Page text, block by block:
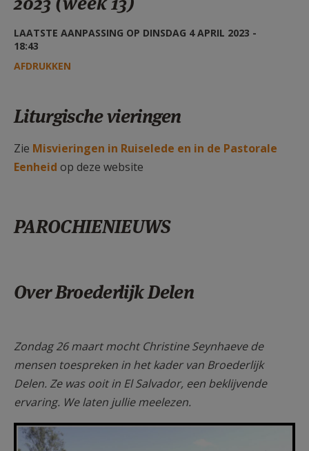
AANMELDEN OF REGISTREREN
LAATSTE AANPASSING OP DINSDAG 4 APRIL 2023 -
18:43
AFDRUKKEN
Liturgische vieringen
Zie Misvieringen in Ruiselede en in de Pastorale
Eenheid op deze website
PAROCHIENIEUWS
Over Broederlijk Delen
Zondag 26 maart mocht Christine Seynhaeve de
mensen toespreken in het kader van Broederlijk
Delen. Ze was ooit in El Salvador, een beklijvende
ervaring. We laten jullie meelezen.
F1250b13.jpg